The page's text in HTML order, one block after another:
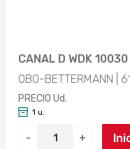
CANAL D WDK
OBO-BETTERMANN |
PRECIO Ud.
- +
1 u.